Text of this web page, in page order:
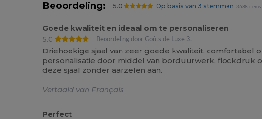
Beoordeling: 5.0 Op basis van 3 stemmen 3688 items
Goede kwaliteit en ideaal om te personaliseren
5.0
Beoordeling door Goûts de Luxe 3.
Driehoekige sjaal van zeer goede kwaliteit, comfortabel
personalisatie door middel van borduurwerk, flockdruk
deze sjaal zonder aarzelen aan.
Vertaald van Français
Perfect